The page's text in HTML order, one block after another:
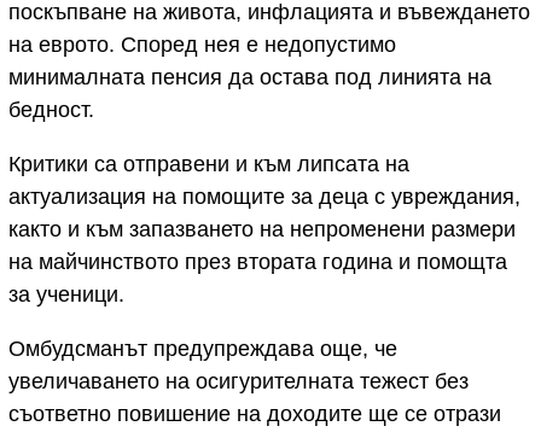
поскъпване на живота, инфлацията и въвеждането
на еврото. Според нея е недопустимо
минималната пенсия да остава под линията на
бедност.
Критики са отправени и към липсата на
актуализация на помощите за деца с увреждания,
както и към запазването на непроменени размери
на майчинството през втората година и помощта
за ученици.
Омбудсманът предупреждава още, че
увеличаването на осигурителната тежест без
съответно повишение на доходите ще се отрази